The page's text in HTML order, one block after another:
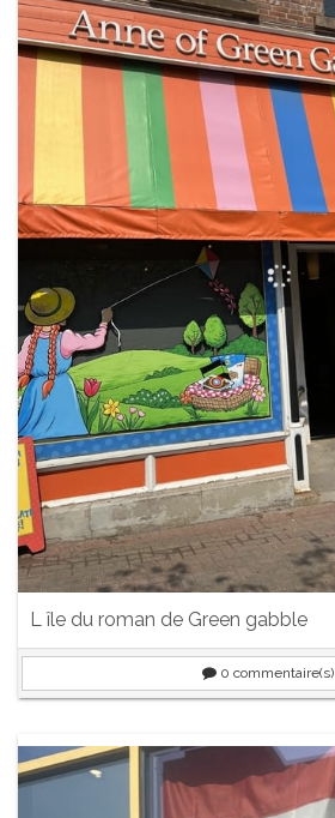
L île du roman de Green gabble
0 commentaire(s)